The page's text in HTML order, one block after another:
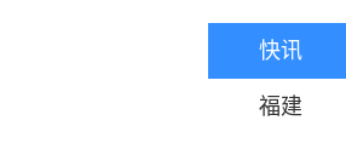
快讯
福建